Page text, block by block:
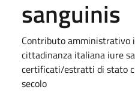
sanguinis
Contributo amministrativo
cittadinanza italiana iure
certificati/estratti di stato
secolo